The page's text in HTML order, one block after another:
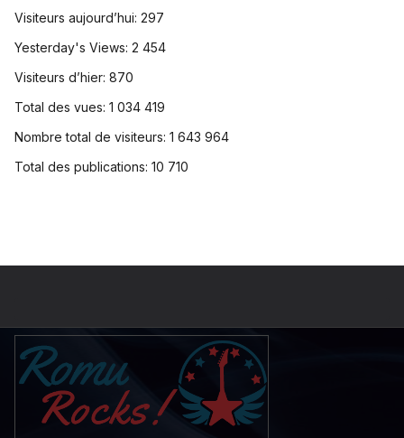
Visiteurs aujourd’hui: 297
Yesterday's Views: 2 454
Visiteurs d’hier: 870
Total des vues: 1 034 419
Nombre total de visiteurs: 1 643 964
Total des publications: 10 710